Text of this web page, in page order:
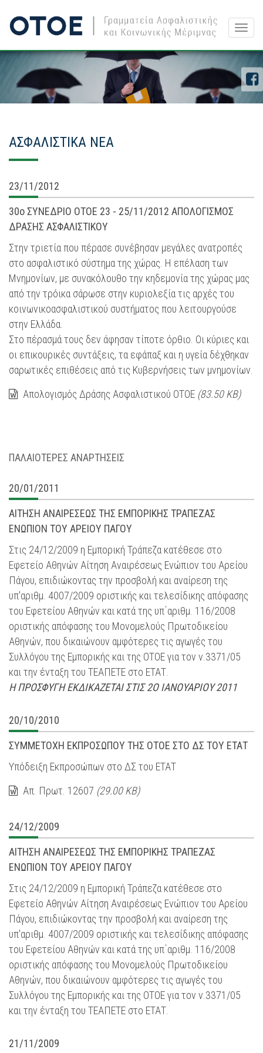
ΑΣΦΑΛΙΣΤΙΚΑ ΝΕΑ
23/11/2012
30ο ΣΥΝΕΔΡΙΟ ΟΤΟΕ 23 - 25/11/2012 ΑΠΟΛΟΓΙΣΜΟΣ
ΔΡΑΣΗΣ ΑΣΦΑΛΙΣΤΙΚΟΥ
Στην τριετία που πέρασε συνέβησαν μεγάλες ανατροπές
στο ασφαλιστικό σύστημα της χώρας. Η επέλαση των
Μνημονίων, με συνακόλουθο την κηδεμονία της χώρας μας
από την τρόικα σάρωσε στην κυριολεξία τις αρχές του
κοινωνικοασφαλιστικού συστήματος που λειτουργούσε
στην Ελλάδα.
Στο πέρασμά τους δεν άφησαν τίποτε όρθιο. Οι κύριες και
οι επικουρικές συντάξεις, τα εφάπαξ και η υγεία δέχθηκαν
σαρωτικές επιθέσεις από τις Κυβερνήσεις των μνημονίων.
Απολογισμός Δράσης Ασφαλιστικού ΟΤΟΕ (83.50 KB)
ΠΑΛΑΙΟΤΕΡΕΣ ΑΝΑΡΤΗΣΕΙΣ
20/01/2011
ΑΙΤΗΣΗ ΑΝΑΙΡΕΣΕΩΣ ΤΗΣ ΕΜΠΟΡΙΚΗΣ ΤΡΑΠΕΖΑΣ
ΕΝΩΠΙΟΝ ΤΟΥ ΑΡΕΙΟΥ ΠΑΓΟΥ
Στις 24/12/2009 η Εμπορική Τράπεζα κατέθεσε στο
Εφετείο Αθηνών Αίτηση Αναιρέσεως Ενώπιον του Αρείου
Πάγου, επιδιώκοντας την προσβολή και αναίρεση της
υπ'αριθμ. 4007/2009 οριστικής και τελεσίδικης απόφασης
του Εφετείου Αθηνών και κατά της υπ΄αριθμ. 116/2008
οριστικής απόφασης του Μονομελούς Πρωτοδικείου
Αθηνών, που δικαιώνουν αμφότερες τις αγωγές του
Συλλόγου της Εμπορικής και της ΟΤΟΕ για τον ν.3371/05
και την ένταξη του ΤΕΑΠΕΤΕ στο ΕΤΑΤ.
Η ΠΡΟΣΦΥΓΗ ΕΚΔΙΚΑΖΕΤΑΙ ΣΤΙΣ 2Ο ΙΑΝΟΥΑΡΙΟΥ 2011
20/10/2010
ΣΥΜΜΕΤΟΧΗ ΕΚΠΡΟΣΩΠΟΥ ΤΗΣ ΟΤΟΕ ΣΤΟ ΔΣ ΤΟΥ ΕΤΑΤ
Υπόδειξη Εκπροσώπων στο ΔΣ του ΕΤΑΤ
Απ. Πρωτ. 12607 (29.00 KB)
24/12/2009
ΑΙΤΗΣΗ ΑΝΑΙΡΕΣΕΩΣ ΤΗΣ ΕΜΠΟΡΙΚΗΣ ΤΡΑΠΕΖΑΣ
ΕΝΩΠΙΟΝ ΤΟΥ ΑΡΕΙΟΥ ΠΑΓΟΥ
Στις 24/12/2009 η Εμπορική Τράπεζα κατέθεσε στο
Εφετείο Αθηνών Αίτηση Αναιρέσεως Ενώπιον του Αρείου
Πάγου, επιδιώκοντας την προσβολή και αναίρεση της
υπ'αριθμ. 4007/2009 οριστικής και τελεσίδικης απόφασης
του Εφετείου Αθηνών και κατά της υπ΄αριθμ. 116/2008
οριστικής απόφασης του Μονομελούς Πρωτοδικείου
Αθηνών, που δικαιώνουν αμφότερες τις αγωγές του
Συλλόγου της Εμπορικής και της ΟΤΟΕ για τον ν.3371/05
και την ένταξη του ΤΕΑΠΕΤΕ στο ΕΤΑΤ.
21/11/2009